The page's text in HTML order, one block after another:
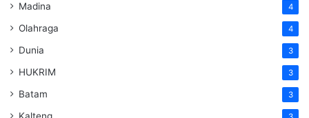
Madina 4
Olahraga 4
Dunia 3
HUKRIM 3
Batam 3